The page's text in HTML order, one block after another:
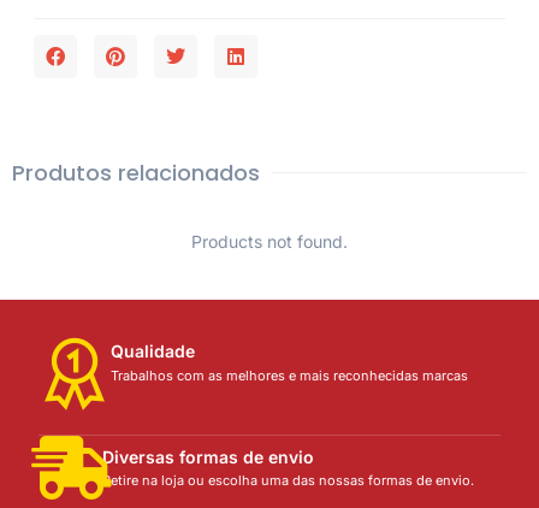
Produtos relacionados
Products not found.
Qualidade
Trabalhos com as melhores e mais reconhecidas marcas
Diversas formas de envio
Retire na loja ou escolha uma das nossas formas de envio.